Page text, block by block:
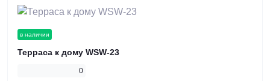
в наличии
Терраса к дому WSW-23
0